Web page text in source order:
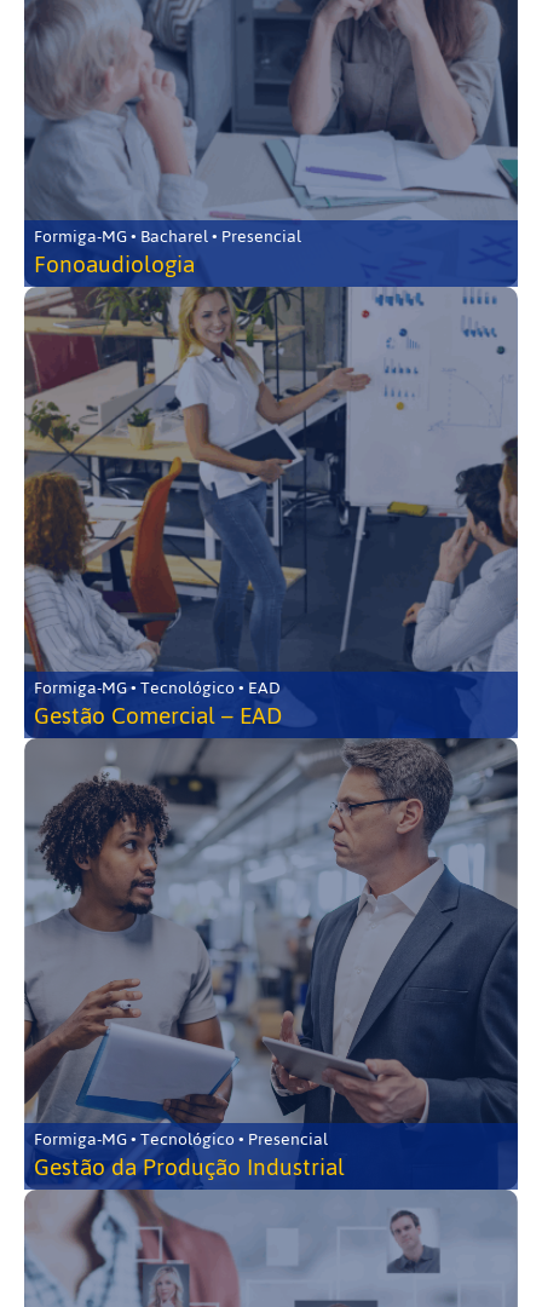
Formiga-MG • Bacharel • Presencial
Fonoaudiologia
Formiga-MG • Tecnológico • EAD
Gestão Comercial – EAD
Formiga-MG • Tecnológico • Presencial
Gestão da Produção Industrial